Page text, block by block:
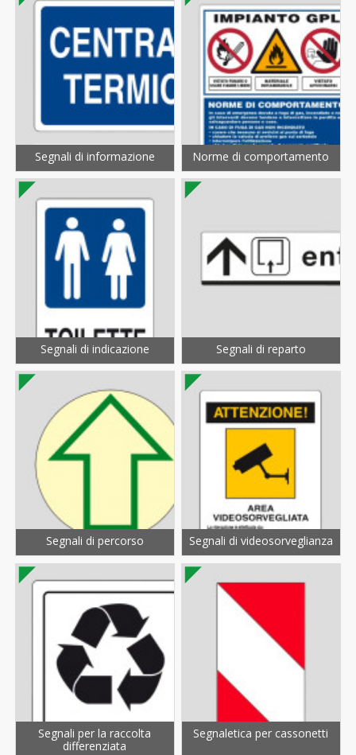
Segnali di informazione Norme di comportamento
Segnali di indicazione Segnali di reparto
Segnali di percorso Segnali di videosorveglianza
Segnali per la raccolta
differenziata
Segnaletica per cassonetti